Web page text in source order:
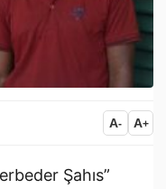
A- A+
Şahıs”